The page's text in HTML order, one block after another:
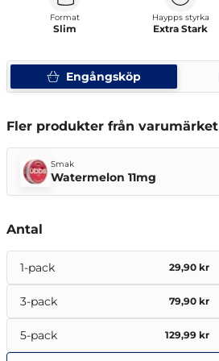
Engångsköp
Format
Slim
Haypps styrka
Extra Stark
Fler produkter från varumärket
Smak
Watermelon 11mg
Antal
1-pack 29,90 kr
3-pack 79,90 kr
5-pack 129,99 kr